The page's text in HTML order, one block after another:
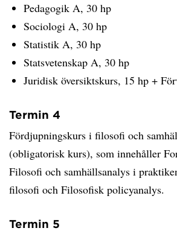
Pedagogik A, 30 hp
Sociologi A, 30 hp
Statistik A, 30 hp
Statsvetenskap A, 30 hp
Juridisk översiktskurs, 15 hp +
Termin 4
Fördjupningskurs i filosofi och
(obligatorisk kurs), som innehåller
Filosofi och samhällsanalys i
filosofi och Filosofisk policyanalys.
Termin 5